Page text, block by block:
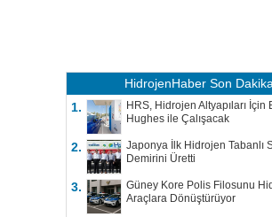
HidrojenHaber Son Dakika
1.
HRS, Hidrojen Altyapıları İçin
Hughes ile Çalışacak
2.
Japonya İlk Hidrojen Tabanlı
Demirini Üretti
3.
Güney Kore Polis Filosunu
Araçlara Dönüştürüyor